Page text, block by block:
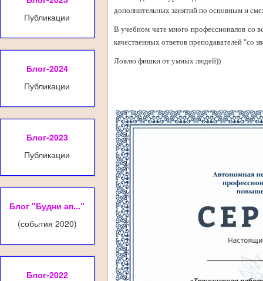
Публикации
Блог-2024
Публикации
Блог-2023
Публикации
Блог "Будни ап..."
(события 2020)
Блог-2022
дополнительных занятий по основным и
В учебном чате много профессионалов со
качественных ответов преподавателей "со
Ловлю фишки от умных людей))